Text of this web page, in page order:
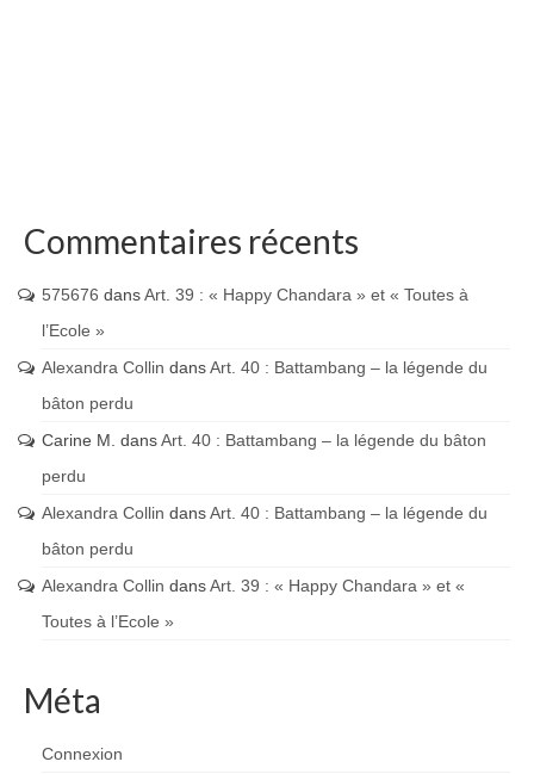
Commentaires récents
575676 dansArt. 39 : « Happy Chandara » et « Toutes à
l’Ecole »
Alexandra Collin dansArt. 40 : Battambang – la légende du
bâton perdu
Carine M. dansArt. 40 : Battambang – la légende du bâton
perdu
Alexandra Collin dansArt. 40 : Battambang – la légende du
bâton perdu
Alexandra Collin dansArt. 39 : « Happy Chandara » et «
Toutes à l’Ecole »
Méta
Connexion